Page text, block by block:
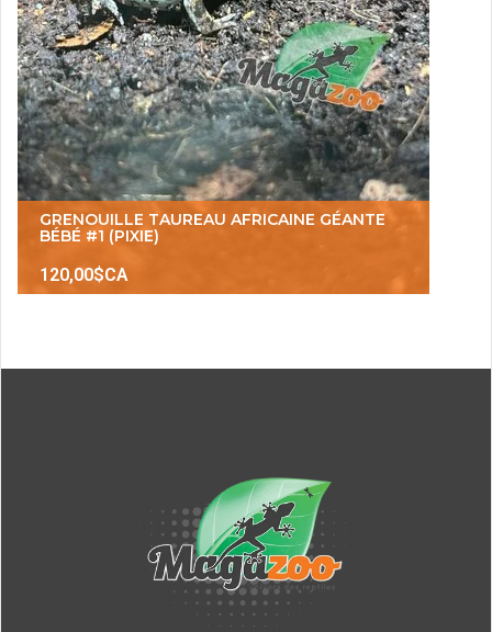
GRENOUILLE TAUREAU AFRICAINE GÉANTE
BÉBÉ #1 (PIXIE)
120,00$CA